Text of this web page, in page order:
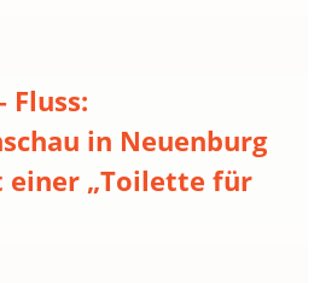
Fluss:
in Neuenburg
einer „Toilette für